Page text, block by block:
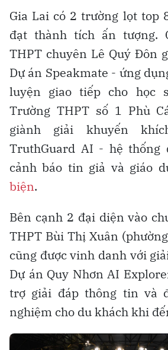
Gia Lai có 2 trường lọt top
đạt thành tích ấn tượng.
THPT chuyên Lê Quý Đôn
Dự án Speakmate - ứng
luyện giao tiếp cho học
Trường THPT số 1 Phù
giành giải khuyến
TruthGuard AI - hệ thống
cảnh báo tin giả và giáo
biện.
Bên cạnh 2 đại diện vào
THPT Bùi Thị Xuân
cũng được vinh danh với
Dự án Quy Nhơn AI
trợ giải đáp thông tin và
nghiệm cho du khách khi